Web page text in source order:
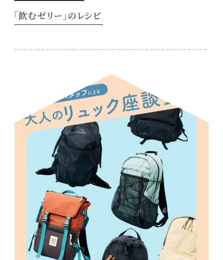
「飲むゼリー」のレシピ